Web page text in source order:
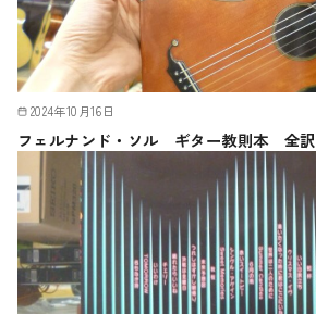
2024年10月16日
フェルナンド・ソル ギター教則本 全訳